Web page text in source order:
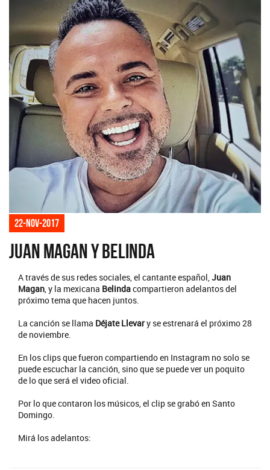
22-nov-2017
Juan Magan y Belinda
A través de sus redes sociales, el cantante español, Juan
Magan , y la mexicana Belindacompartieron adelantos del
próximo tema que hacen juntos.
La canción se llama Déjate Llevary se estrenará el próximo 28
de noviembre.
En los clips que fueron compartiendo en Instagram no solo se
puede escuchar la canción, sino que se puede ver un poquito
de lo que será el video oficial.
Por lo que contaron los músicos, el clip se grabó en Santo
Domingo.
Mirá los adelantos: